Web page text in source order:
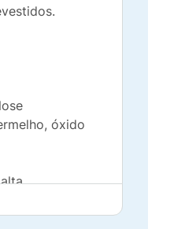
óxido
elevada.
vasos